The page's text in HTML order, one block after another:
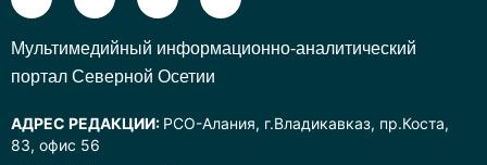
Mультимедийный информационно-аналитический
портал Северной Осетии
АДРЕС РЕДАКЦИИ: РСО-Алания, г.Владикавказ, пр.Коста,
83, офис 56